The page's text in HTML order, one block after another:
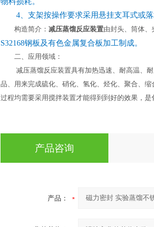
4、支架按操作要求采用悬挂支耳式或落
构造简介： 减压蒸馏反应装置由封头、筒体、
S32168钢板及有色金属复合板加工制成。
二、应用领域：
减压蒸馏反应装置具有加热迅速、耐高温、
品、用来完成硫化、硝化、氢化、烃化、聚合、
过程均需要采用搅拌装置才能得到到好的效果，是
产品咨询
产品：